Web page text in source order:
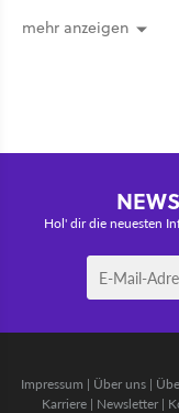
mehr anzeigen
Hol' dir die neuesten
Impressum | Über uns|
Karriere | Newsletter |